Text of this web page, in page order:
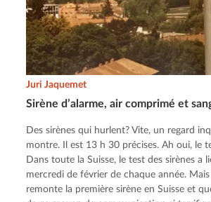
Sirène d’alarme, air comprimé et
Juri Jaquemet
Des sirènes qui hurlent? Vite, un regard
montre. Il est 13 h 30 précises. Ah oui, le
Dans toute la Suisse, le test des sirènes a
mercredi de février de chaque année.
remonte la première sirène en Suisse et